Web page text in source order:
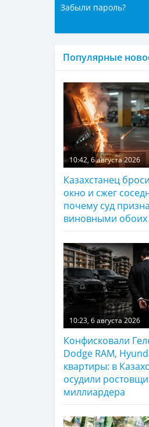
Забыли пароль?
Популярные
10:42, 6 августа 2026
Казахстанец
окно и сжег
почему суд
виновными обоих
10:23, 6 августа 2026
Конфисковали
Dodge RAM,
квартиры: в
осудили
миллиардера